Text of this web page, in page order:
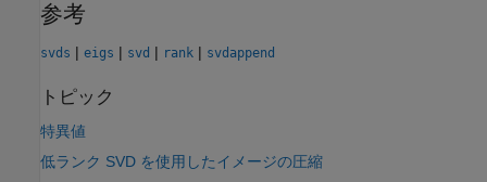
参考
svds | eigs | svd | rank | svdappend
トピック
特異値
低ランク SVD を使用したイメージの圧縮